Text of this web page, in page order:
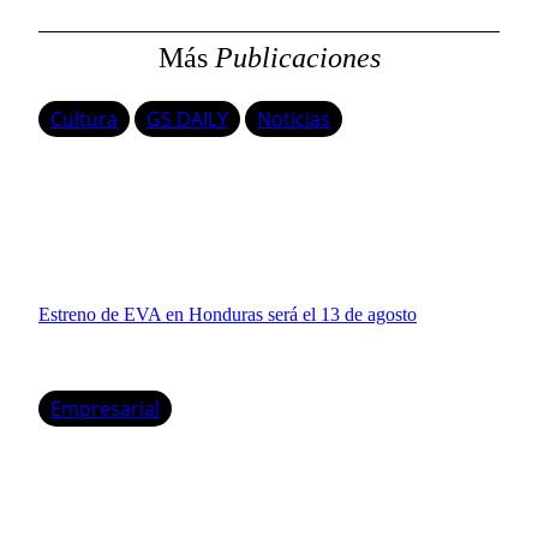
MásPublicaciones
Cultura GS DAILY Noticias
Estreno de EVA en Honduras será el 13 de agosto
Empresarial